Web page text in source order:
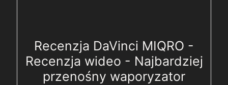
Recenzja DaVinci MIQRO -
Recenzja wideo - Najbardziej
przenośny waporyzator